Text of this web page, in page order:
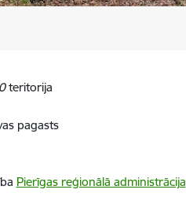
teritorija
pagasts
Pierīgas reģionālā administrācija